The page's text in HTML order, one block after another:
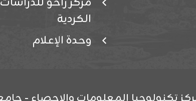
الكردية
وحدة الإعلام